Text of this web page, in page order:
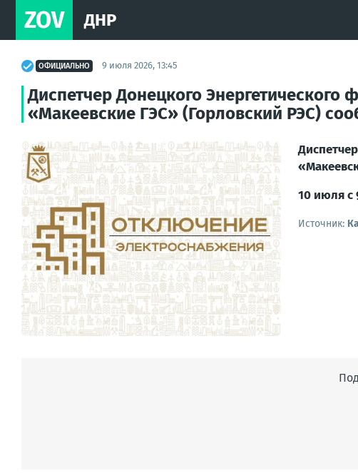
ZOV ДНР
ОФИЦИАЛЬНО 9 июля 2026, 13:45
Диспетчер Донецкого
«Макеевские ГЭС» (Горловский РЭС)
10 июля с
Источник: